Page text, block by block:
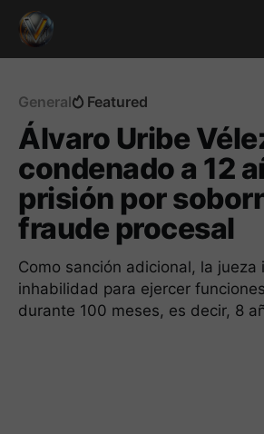
General Featured
Álvaro Uribe
condenado a 12
prisión por
fraude procesal
Como sanción adicional, la jueza
inhabilidad para ejercer
durante 100 meses, es decir, 8